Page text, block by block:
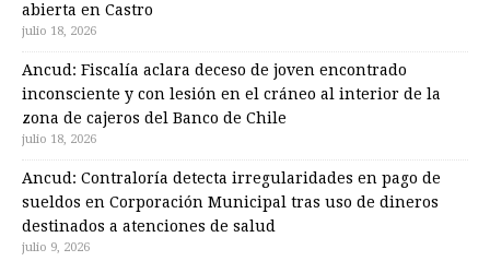
abierta en Castro
julio 18, 2026
Ancud: Fiscalía aclara deceso de joven encontrado
inconsciente y con lesión en el cráneo al interior de la
zona de cajeros del Banco de Chile
julio 18, 2026
Ancud: Contraloría detecta irregularidades en pago de
sueldos en Corporación Municipal tras uso de dineros
destinados a atenciones de salud
julio 9, 2026